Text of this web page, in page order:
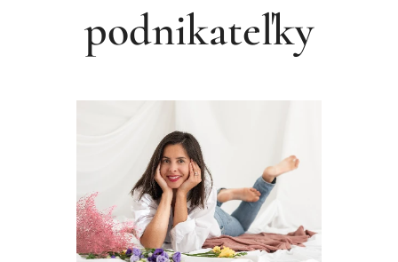
podnikateľky